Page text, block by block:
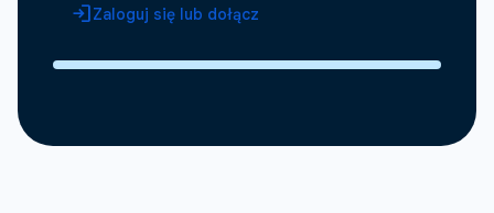
Zaloguj się lub dołącz